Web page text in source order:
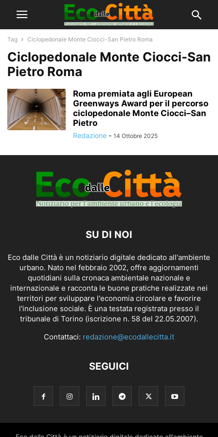
Tag Ciclopedonale Monte Ciocci-San Pietro Roma
Ciclopedonale Monte Ciocci-San
Pietro Roma
Roma premiata agli European
Greenways Award per il percorso
ciclopedonale Monte Ciocci–San
Pietro
Redazione - 14 Ottobre 2025
SU DI NOI
Eco dalle Città è un notiziario digitale dedicato all'ambiente
urbano. Nato nel febbraio 2002, offre aggiornamenti
quotidiani sulla cronaca ambientale nazionale e
internazionale e racconta le buone pratiche realizzate nei
territori per sviluppare l'economia circolare e favorire
l'inclusione sociale. È una testata registrata presso il
tribunale di Torino (iscrizione n. 58 del 22.05.2007).
Contattaci: redazione@ecodallecitta.it
SEGUICI